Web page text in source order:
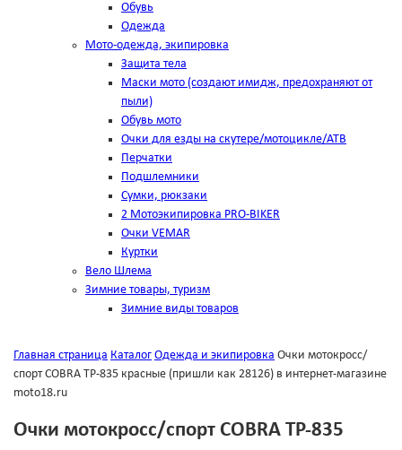
Обувь
Одежда
Мото-одежда, экипировка
Защита тела
Маски мото (создают имидж, предохраняют от
пыли)
Обувь мото
Очки для езды на скутере/мотоцикле/АТВ
Перчатки
Подшлемники
Сумки, рюкзаки
2 Мотоэкипировка PRO-BIKER
Очки VEMAR
Куртки
Вело Шлема
Зимние товары, туризм
Зимние виды товаров
Главная страница Каталог Одежда и экипировка Очки мотокросс/
спорт COBRA TP-835 красные (пришли как 28126) в интернет-магазине
moto18.ru
Очки мотокросс/спорт COBRA TP-835